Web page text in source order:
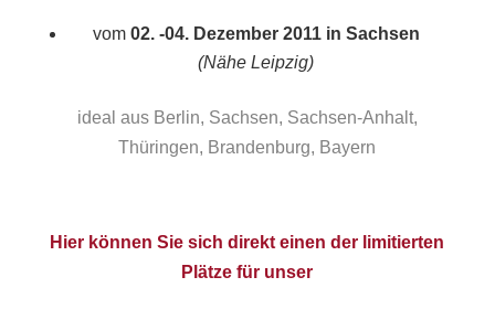
vom 02. -04. Dezember 2011 in Sachsen
(Nähe Leipzig)
ideal aus Berlin, Sachsen, Sachsen-Anhalt,
Thüringen, Brandenburg, Bayern
Hier können Sie sich direkt einen der limitierten
Plätze für unser